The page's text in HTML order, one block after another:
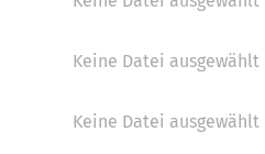
Keine Datei ausgewählt
Keine Datei ausgewählt